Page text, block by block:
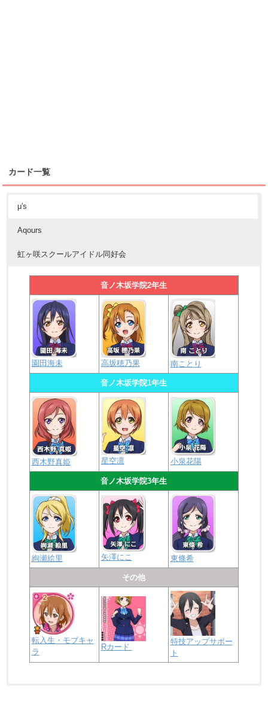
カード一覧
μ's
Aqours
虹ヶ咲スクールアイドル同好会
音ノ木坂学院2年生
園田海未 高坂穂乃果 南ことり
音ノ木坂学院1年生
西木野真姫 星空凛 小泉花陽
音ノ木坂学院3年生
絢瀬絵里 矢澤にこ 東條希
その他
転入生・モブキャ
ラ
Rカード
特技アップサポー
ト